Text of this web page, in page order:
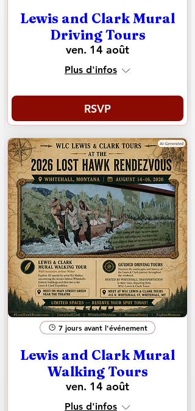
Lewis and Clark Mural
Driving Tours
ven. 14 août
Plus d'infos
RSVP
7 jours avant l'événement
Lewis and Clark Mural
Walking Tours
ven. 14 août
Plus d'infos